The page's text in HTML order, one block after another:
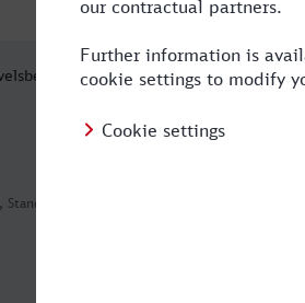
2026-08-06 04:33
Heidelberg Hbf
02:28